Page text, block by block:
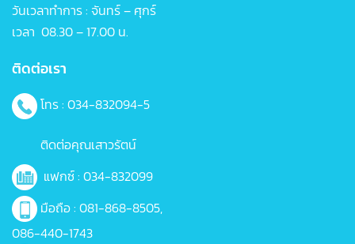
วันเวลาทำการ : จันทร์ – ศุกร์
เวลา 08.30 – 17.00 น.
ติดต่อเรา
โทร : 034-832094-5
ติดต่อคุณเสาวรัตน์
แฟกซ์ : 034-832099
มือถือ : 081-868-8505,
086-440-1743